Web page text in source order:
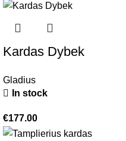
Kardas Dybek
Gladius
In stock
€177.00